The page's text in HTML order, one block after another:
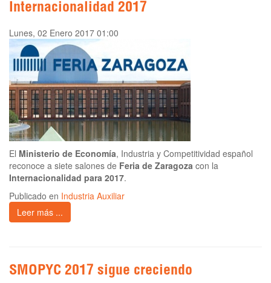
Internacionalidad 2017
Lunes, 02 Enero 2017 01:00
El Ministerio de Economía, Industria y Competitividad español
reconoce a siete salones de Feria de Zaragoza con la
Internacionalidad para 2017.
Publicado en Industria Auxiliar
Leer más ...
SMOPYC 2017 sigue creciendo